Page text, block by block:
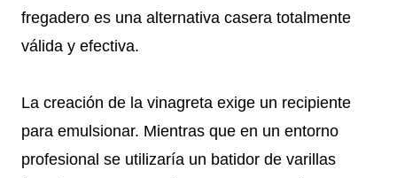
fregadero es una alternativa casera totalmente
válida y efectiva.
La creación de la vinagreta exige un recipiente
para emulsionar. Mientras que en un entorno
profesional se utilizaría un batidor de varillas